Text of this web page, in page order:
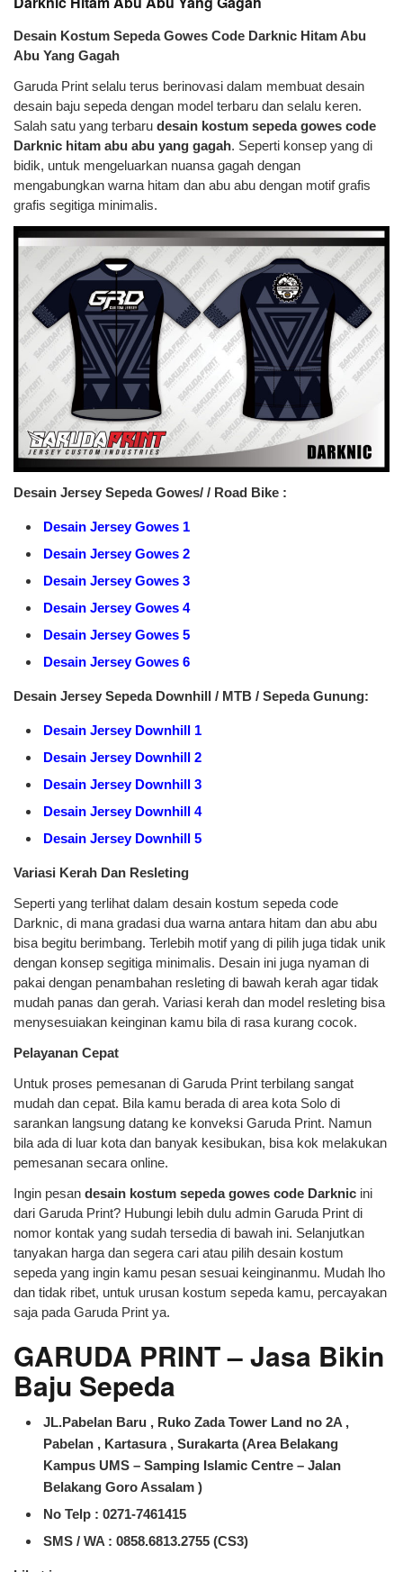
Desain Kostum Sepeda Gowes Code Darknic Hitam Abu
Abu Yang Gagah
Garuda Print selalu terus berinovasi dalam membuat desain
desain baju sepeda dengan model terbaru dan selalu keren.
Salah satu yang terbaru desain kostum sepeda gowes code
Darknic hitam abu abu yang gagah. Seperti konsep yang di
bidik, untuk mengeluarkan nuansa gagah dengan
mengabungkan warna hitam dan abu abu dengan motif grafis
grafis segitiga minimalis.
Desain Jersey Sepeda Gowes/ / Road Bike :
Desain Jersey Gowes 1
Desain Jersey Gowes 2
Desain Jersey Gowes 3
Desain Jersey Gowes 4
Desain Jersey Gowes 5
Desain Jersey Gowes 6
Desain Jersey Sepeda Downhill / MTB / Sepeda Gunung:
Desain Jersey Downhill 1
Desain Jersey Downhill 2
Desain Jersey Downhill 3
Desain Jersey Downhill 4
Desain Jersey Downhill 5
Variasi Kerah Dan Resleting
Seperti yang terlihat dalam desain kostum sepeda code
Darknic, di mana gradasi dua warna antara hitam dan abu abu
bisa begitu berimbang. Terlebih motif yang di pilih juga tidak unik
dengan konsep segitiga minimalis. Desain ini juga nyaman di
pakai dengan penambahan resleting di bawah kerah agar tidak
mudah panas dan gerah. Variasi kerah dan model resleting bisa
menysesuiakan keinginan kamu bila di rasa kurang cocok.
Pelayanan Cepat
Untuk proses pemesanan di Garuda Print terbilang sangat
mudah dan cepat. Bila kamu berada di area kota Solo di
sarankan langsung datang ke konveksi Garuda Print. Namun
bila ada di luar kota dan banyak kesibukan, bisa kok melakukan
pemesanan secara online.
Ingin pesan desain kostum sepeda gowes code Darknic ini
dari Garuda Print? Hubungi lebih dulu admin Garuda Print di
nomor kontak yang sudah tersedia di bawah ini. Selanjutkan
tanyakan harga dan segera cari atau pilih desain kostum
sepeda yang ingin kamu pesan sesuai keinginanmu. Mudah lho
dan tidak ribet, untuk urusan kostum sepeda kamu, percayakan
saja pada Garuda Print ya.
GARUDA PRINT – Jasa Bikin
Baju Sepeda
JL.Pabelan Baru , Ruko Zada Tower Land no 2A ,
Pabelan , Kartasura , Surakarta (Area Belakang
Kampus UMS – Samping Islamic Centre – Jalan
Belakang Goro Assalam )
No Telp : 0271-7461415
SMS / WA : 0858.6813.2755 (CS3)